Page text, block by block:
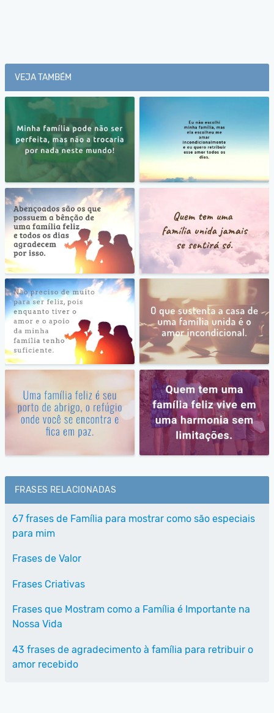
VEJA TAMBÉM
FRASES RELACIONADAS
67 frases de Família para mostrar como são especiais
para mim
Frases de Valor
Frases Criativas
Frases que Mostram como a Família é Importante na
Nossa Vida
43 frases de agradecimento à família para retribuir o
amor recebido